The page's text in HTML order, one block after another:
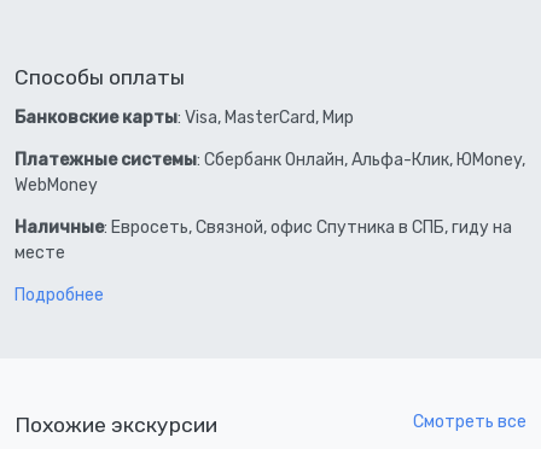
Способы оплаты
Банковские карты: Visa, MasterCard, Мир
Платежные системы: Сбербанк Онлайн, Альфа-Клик, ЮMoney,
WebMoney
Наличные: Евросеть, Связной, офис Спутника в СПБ, гиду на
месте
Подробнее
Похожие экскурсии Смотреть все